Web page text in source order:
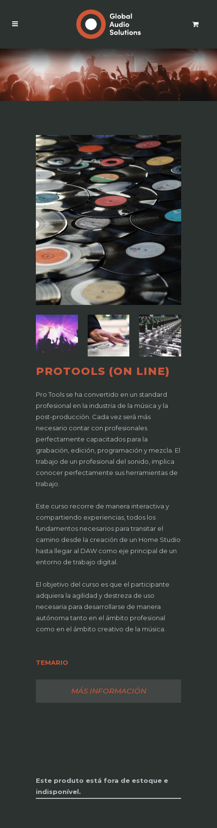
PROTOOLS (ON LINE)
Pro Tools se ha convertido en un standard
profesional en la industria de la música y la
post-producción. Cada vez será más
necesario contar con profesionales
perfectamente capacitados para la
grabación, edición, programación y mezcla. El
trabajo de un profesional del sonido, implica
conocer perfectamente sus herramientas de
trabajo.
Este curso recorre de manera interactiva y
compartiendo experiencias, todos los
fundamentos necesarios para transitar el
camino desde la creación de un Home Studio
hasta llegar al DAW como eje principal de un
entorno de trabajo digital.
El objetivo del curso es que el participante
adquiera la agilidad y destreza de uso
necesaria para desarrollarse de manera
autónoma tanto en el ámbito profesional
como en el ámbito creativo de la música.
TEMARIO
MÁS INFORMACIÓN
Este produto está fora de estoque e
indisponível.